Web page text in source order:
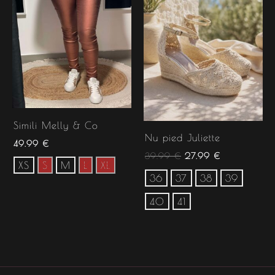
Simili Melly & Co
49.99 €
XS S M L XL
Nu pied Juliette
39.99€ 27.99 €
36 37 38 39
40 41